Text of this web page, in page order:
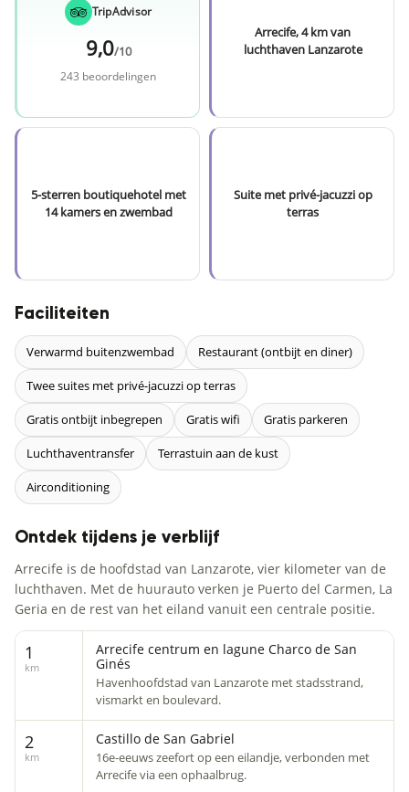
TripAdvisor
9,0/10
243 beoordelingen
Arrecife, 4 km van
luchthaven Lanzarote
5-sterren boutiquehotel met
14 kamers en zwembad
Suite met privé-jacuzzi op
terras
Faciliteiten
Verwarmd buitenzwembad Restaurant (ontbijt en diner)
Twee suites met privé-jacuzzi op terras
Gratis ontbijt inbegrepen Gratis wifi Gratis parkeren
Luchthaventransfer Terrastuin aan de kust
Airconditioning
Ontdek tijdens je verblijf
Arrecife is de hoofdstad van Lanzarote, vier kilometer van de
luchthaven. Met de huurauto verken je Puerto del Carmen, La
Geria en de rest van het eiland vanuit een centrale positie.
1
km
Arrecife centrum en lagune Charco de San
Ginés
Havenhoofdstad van Lanzarote met stadsstrand,
vismarkt en boulevard.
2
km
Castillo de San Gabriel
16e-eeuws zeefort op een eilandje, verbonden met
Arrecife via een ophaalbrug.